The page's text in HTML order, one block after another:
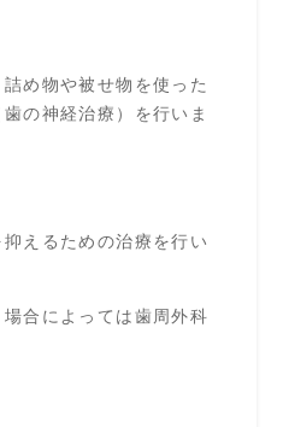
め物や被せ物を使った
の神経治療）を行いま
えるための治療を行い
合によっては歯 周外科